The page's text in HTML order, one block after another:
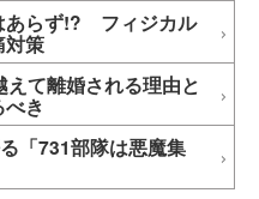
あらず!? フィジカル
対策
て離婚される理由と
き
「731部隊は悪魔集